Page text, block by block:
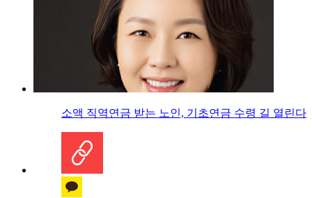
소액 직역연금 받는 노인, 기초연금 수령 길 열린다